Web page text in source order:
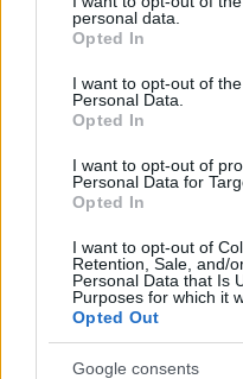
grant or deny consent to
use your data for below
consent section.
personal data.
Opted In
I want to opt-out of
Personal Data.
Opted In
I want to opt-out of
Personal Data for
Opted In
I want to opt-out of
Retention, Sale, and/
Personal Data that Is
Purposes for which it
Opted Out
Google consents
Taulant Seferi
Fenerbahçe karşısında
ismi Seferi’ydi. Daha
sıkça vurgu yaptığım isim
Alanyaspor’a karşı
ettireceğini düşünüyorum.
gelişiyle daha iştahlı bir